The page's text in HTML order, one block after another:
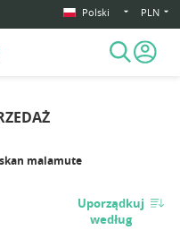
Polski PLN
malamute
Uporządkuj
według